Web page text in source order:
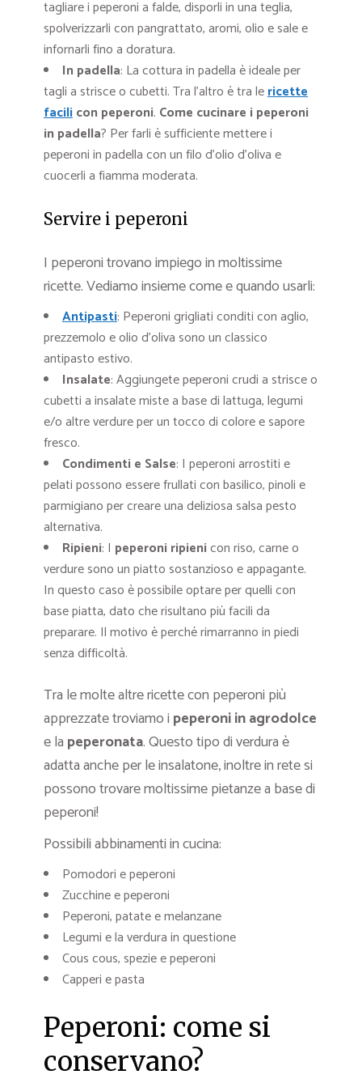
tagliare i peperoni a falde, disporli in una teglia,
spolverizzarli con pangrattato, aromi, olio e sale e
infornarli fino a doratura.
In padella: La cottura in padella è ideale per
tagli a strisce o cubetti. Tra l’altro è tra lericette
facilicon peperoni. Come cucinare i peperoni
in padella? Per farli è sufficiente mettere i
peperoni in padella con un filo d’olio d’oliva e
cuocerli a fiamma moderata.
Servire i peperoni
I peperoni trovano impiego in moltissime
ricette. Vediamo insieme come e quando usarli:
Antipasti: Peperoni grigliati conditi con aglio,
prezzemolo e olio d’oliva sono un classico
antipasto estivo.
Insalate: Aggiungete peperoni crudi a strisce o
cubetti a insalate miste a base di lattuga, legumi
e/o altre verdure per un tocco di colore e sapore
fresco.
Condimenti e Salse: I peperoni arrostiti e
pelati possono essere frullati con basilico, pinoli e
parmigiano per creare una deliziosa salsa pesto
alternativa.
Ripieni: I peperoni ripienicon riso, carne o
verdure sono un piatto sostanzioso e appagante.
In questo casoè possibile optare per quelli con
base piatta, dato che risultano più facili da
preparare. Il motivo è perché rimarranno in piedi
senza difficoltà.
Tra le molte altre ricette con peperoni più
apprezzate troviamo i peperoni in agrodolce
e la peperonata. Questo tipo di verdura è
adatta anche per le insalatone, inoltre in rete si
possono trovare moltissime pietanze a base di
peperoni!
Possibili abbinamenti in cucina:
Pomodori e peperoni
Zucchine e peperoni
Peperoni, patate e melanzane
Legumi e la verdura in questione
Cous cous, spezie e peperoni
Capperi e pasta
Peperoni: come si
conservano?